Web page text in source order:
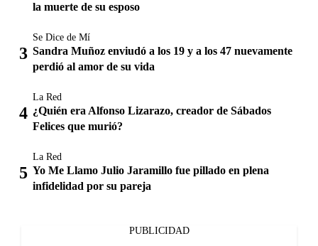
la muerte de su esposo
Se Dice de Mí
Sandra Muñoz enviudó a los 19 y a los 47 nuevamente
perdió al amor de su vida
La Red
¿Quién era Alfonso Lizarazo, creador de Sábados
Felices que murió?
La Red
Yo Me Llamo Julio Jaramillo fue pillado en plena
infidelidad por su pareja
PUBLICIDAD